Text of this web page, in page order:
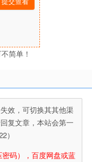
简单！
效，可切换其其他渠
复文章，本站会第一
）
密码），百度网盘或蓝